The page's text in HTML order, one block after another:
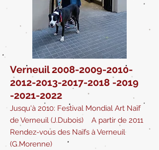
Verneuil2008-2009-2010-
2012-2013-2017-2018 -2019
-2021-2022
Jusqu'à 2010: Festival Mondial Art Naïf
de Verneuil (J.Dubois) A partir de 2011
Rendez-vous des Naïfs à Verneuil
(G.Morenne)